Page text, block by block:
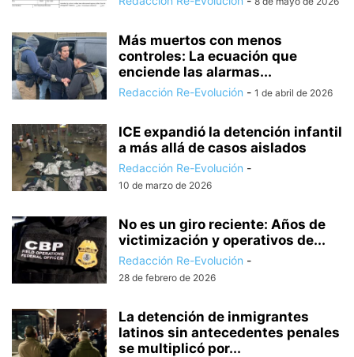
Más muertos con menos
controles: La ecuación que
enciende las alarmas...
Redacción Re-Evolución - 1 de abril de 2026
ICE expandió la detención infantil
a más allá de casos aislados
Redacción Re-Evolución -
10 de marzo de 2026
No es un giro reciente: Años de
victimización y operativos de...
Redacción Re-Evolución -
28 de febrero de 2026
La detención de inmigrantes
latinos sin antecedentes penales
se multiplicó por...